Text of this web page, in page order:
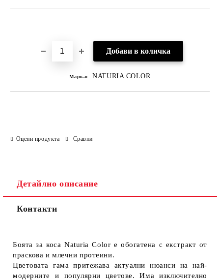
Марка: NATURIA COLOR
Оцени продукта Сравни
Детайлно описание
Контакти
Боята за коса Naturia Color е обогатена с екстракт от
праскова и млечни протеини.
Цветовата гама притежава актуални нюанси на най-
модерните и популярни цветове. Има изключително